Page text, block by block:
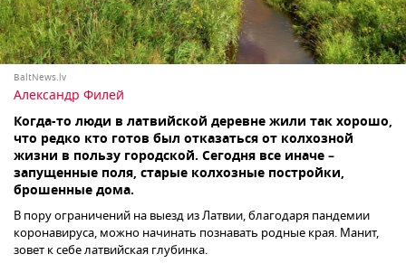
BaltNews.lv
Александр Филей
Когда-то люди в латвийской деревне жили так хорошо,
что редко кто готов был отказаться от колхозной
жизни в пользу городской. Сегодня все иначе –
запущенные поля, старые колхозные постройки,
брошенные дома.
В пору ограничений на выезд из Латвии, благодаря пандемии
коронавируса, можно начинать познавать родные края. Манит,
зовет к себе латвийская глубинка.